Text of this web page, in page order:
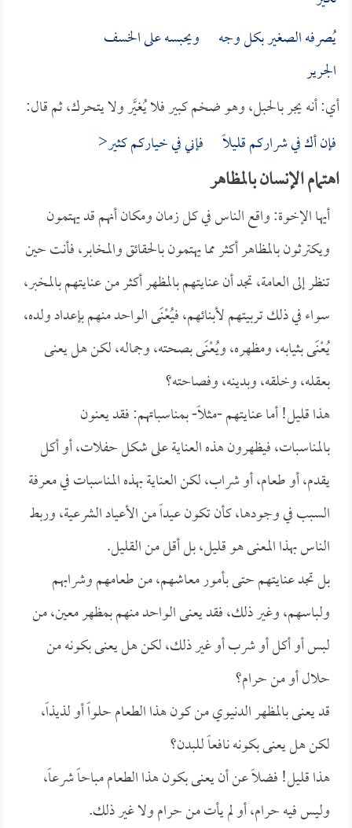
يُصرفه الصغير بكل وجه ويحبسه على الخسف
الجرير
أي: أنه يجر بالحبل، وهو ضخم كبير فلا يُغيَّر ولا يتحرك، ثم قال:
فإن أك في شراركم قليلاً فإني في خياركم كثير<
اهتمام الإنسان بالمظاهر
أيها الإخوة: واقع الناس في كل زمان ومكان أنهم قد يهتمون
ويكترثون بالمظاهر أكثر مما يهتمون بالحقائق والمخابر، فأنت حين
تنظر إلى العامة، تجد أن عنايتهم بالمظهر أكثر من عنايتهم بالمخبر،
سواء في ذلك تربيتهم لأبنائهم، فيُعْنَى الواحد منهم بإعداد ولده،
يُعْنَى بثيابه، ومظهره، ويُعْنَى بصحته، وجماله، لكن هل يعنى
بعقله، وخلقه، وبدينه، وفصاحته؟
هذا قليل! أما عنايتهم -مثلاً- بمناسباتهم: فقد يعنون
بالمناسبات، فيظهرون هذه العناية على شكل حفلات، أو أكل
يقدم، أو طعام، أو شراب، لكن العناية بهذه المناسبات في معرفة
السبب في وجودها، كأن تكون عيداً من الأعياد الشرعية، وربط
الناس بهذا المعنى هو قليل، بل أقل من القليل.
بل تجد عنايتهم حتى بأمور معاشهم، من طعامهم وشرابهم
ولباسهم، وغير ذلك، فقد يعنى الواحد منهم بمظهر معين، من
لبس أو أكل أو شرب أو غير ذلك، لكن هل يعنى بكونه من
حلال أو من حرام؟
قد يعنى بالمظهر الدنيوي من كون هذا الطعام حلواً أو لذيذاً،
لكن هل يعنى بكونه نافعاً للبدن؟
هذا قليل! فضلاً عن أن يعنى بكون هذا الطعام مباحاً شرعاً،
وليس فيه حرام، أو لم يأت من حرام ولا غير ذلك.